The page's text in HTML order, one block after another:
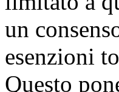
un
esenzioni
Questo